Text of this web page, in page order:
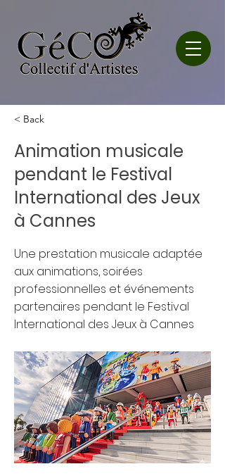
< Back
Animation musicale
pendant le Festival
International des Jeux
à Cannes
Une prestation musicale adaptée
aux animations, soirées
professionnelles et événements
partenaires pendant le Festival
International des Jeux à Cannes